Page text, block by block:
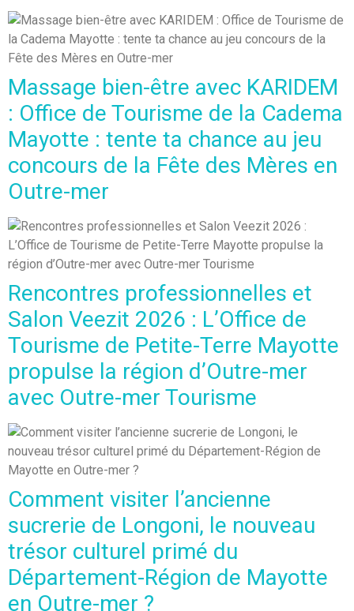
Massage bien-être avec KARIDEM
: Office de Tourisme de la Cadema
Mayotte : tente ta chance au jeu
concours de la Fête des Mères en
Outre-mer
Rencontres professionnelles et
Salon Veezit 2026 : L’Office de
Tourisme de Petite-Terre Mayotte
propulse la région d’Outre-mer
avec Outre-mer Tourisme
Comment visiter l’ancienne
sucrerie de Longoni, le nouveau
trésor culturel primé du
Département-Région de Mayotte
en Outre-mer ?